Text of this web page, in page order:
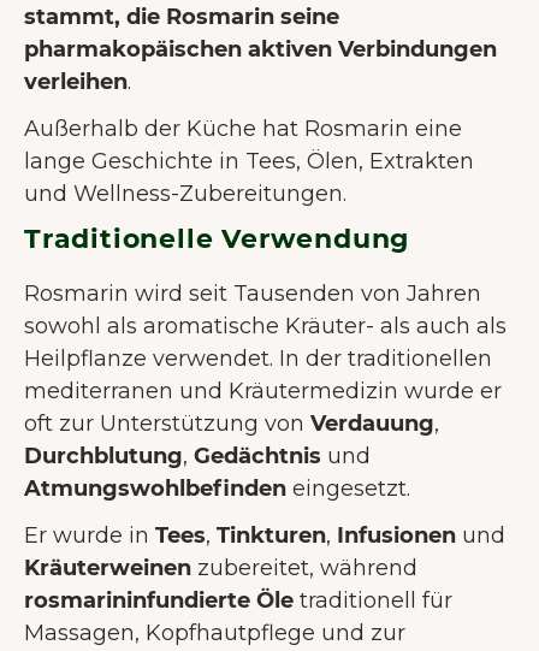
stammt, die Rosmarin seine
pharmakopäischen aktiven Verbindungen
verleihen.
Außerhalb der Küche hat Rosmarin eine
lange Geschichte in Tees, Ölen, Extrakten
und Wellness-Zubereitungen.
Traditionelle Verwendung
Rosmarin wird seit Tausenden von Jahren
sowohl als aromatische Kräuter- als auch als
Heilpflanze verwendet. In der traditionellen
mediterranen und Kräutermedizin wurde er
oft zur Unterstützung von Verdauung,
Durchblutung, Gedächtnis und
Atmungswohlbefinden eingesetzt.
Er wurde in Tees, Tinkturen, Infusionen und
Kräuterweinen zubereitet, während
rosmarininfundierte Öle traditionell für
Massagen, Kopfhautpflege und zur